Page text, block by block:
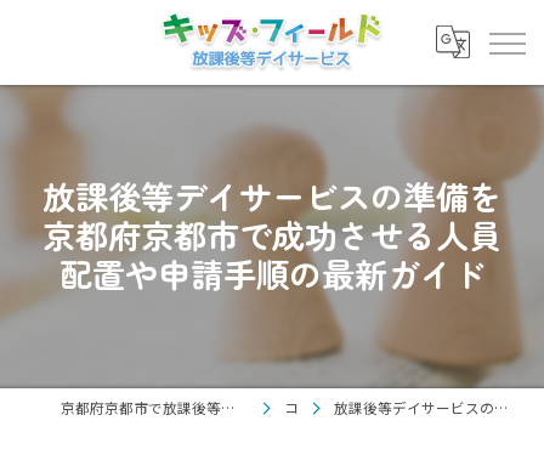
放課後等デイサービスの準備を
京都府京都市で成功させる人員
配置や申請手順の最新ガイド
京都府京都市で放課後等デイサービスの求人なら放課後等デイサービス キッズ・フィールド コラム 放課後等デイサービスの準備を京都府京都市で成功させる人員配置や申請手順の最新ガイド